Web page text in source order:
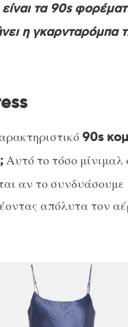
τα 90s
η γκαρνταρόμπα
90s
Αυτό το τόσο
αν το συνδυάσουμε
απόλυτα τον